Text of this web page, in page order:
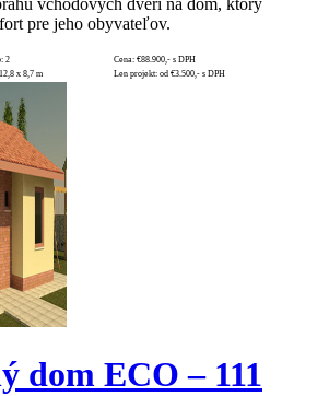
pre jeho obyvateľov.
2 Cena: €88.900,- s DPH
12,8 x 8,7 m Len projekt: od €3.500,- s DPH
dom ECO – 111